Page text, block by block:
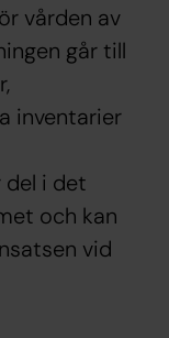
vården av
går till
inventarier
del i det
och kan
vid